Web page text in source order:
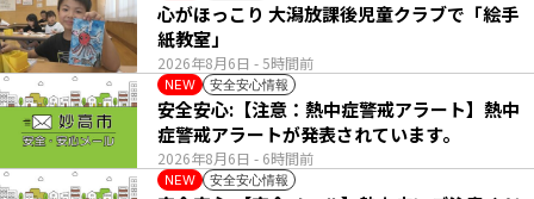
2026年8月6日 - 5時間前
心がほっこり 大潟放課後児童クラブで「絵手
紙教室」
NEW 安全安心情報
2026年8月6日 - 6時間前
安全安心:【注意：熱中症警戒アラート】熱中
症警戒アラートが発表されています。
NEW 安全安心情報